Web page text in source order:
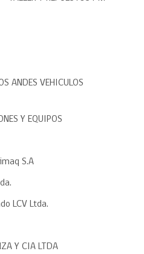
ANDES VEHICULOS
Y EQUIPOS
S.A
LCV Ltda.
Y CIA LTDA